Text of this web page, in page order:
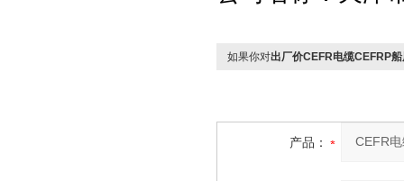
如果你对出厂价CEFR电缆CEFRP
产品：